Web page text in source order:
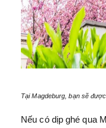
Tại Magdeburg, bạn sẽ
Nếu có dịp ghé qua